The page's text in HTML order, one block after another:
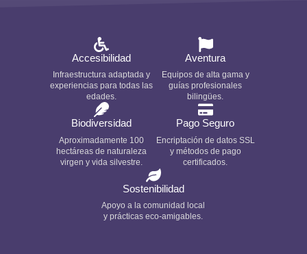
Accesibilidad
Infraestructura adaptada y
experiencias para todas las
edades.
Aventura
Equipos de alta gama y
guías profesionales
bilingües.
Biodiversidad
Aproximadamente 100
hectáreas de naturaleza
virgen y vida silvestre.
Pago Seguro
Encriptación de datos SSL
y métodos de pago
certificados.
Sostenibilidad
Apoyo a la comunidad local
y prácticas eco-amigables.